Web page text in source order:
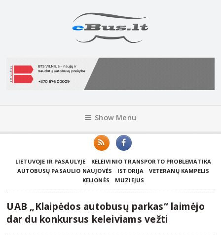
Show Menu
LIETUVOJE IR PASAULYJE
KELEIVINIO TRANSPORTO PROBLEMATIKA
AUTOBUSŲ PASAULIO NAUJOVĖS
ISTORIJA
VETERANŲ KAMPELIS
KELIONĖS
MUZIEJUS
UAB „Klaipėdos autobusų parkas“ laimėjo
dar du konkursus keleiviams vežti